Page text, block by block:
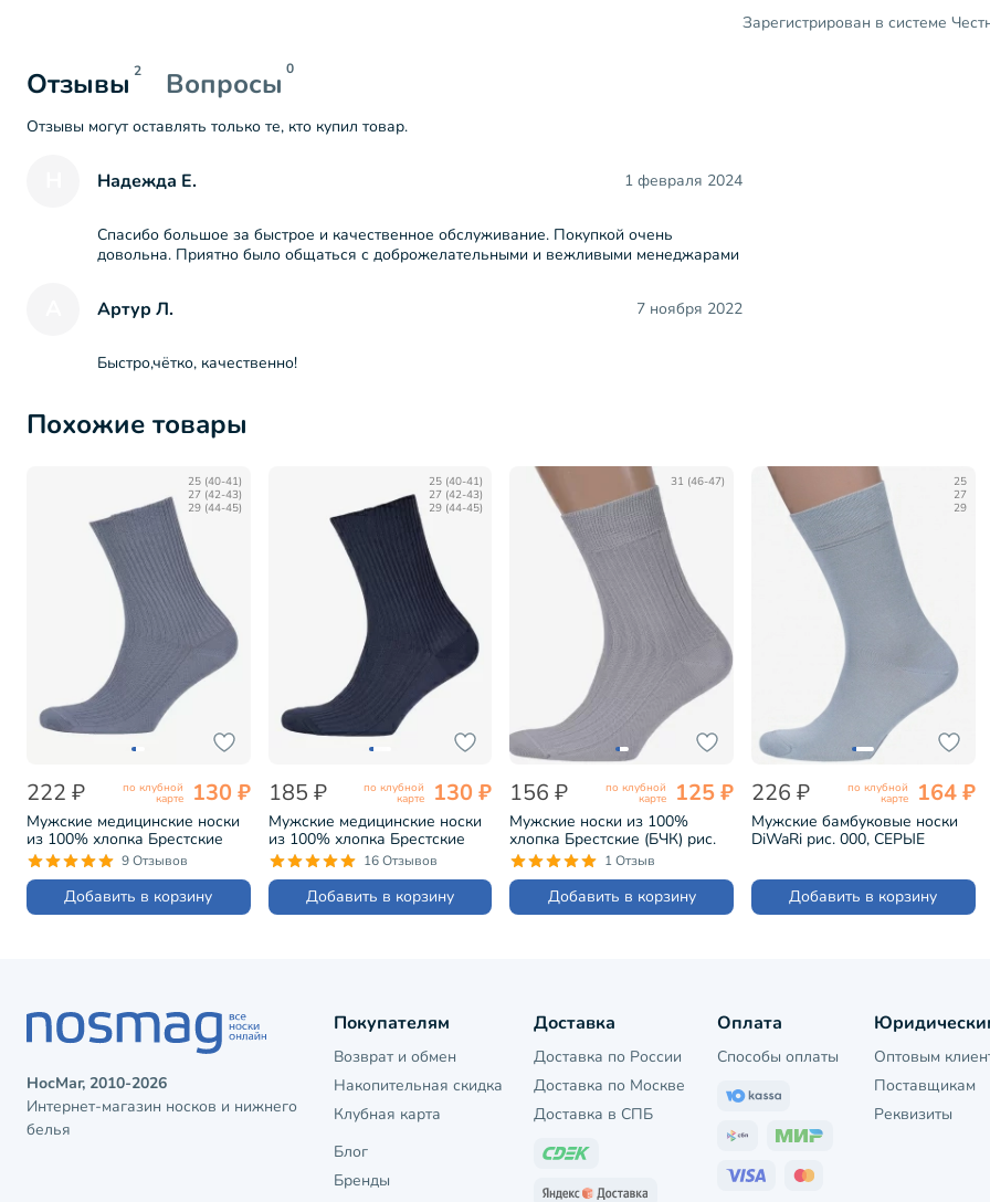
Зарегистрирован в системе
Отзывы 2 Вопросы 0
Отзывы могут оставлять только те, кто купил товар.
Надежда Е. 1 февраля 2024
Спасибо большое за быстрое и качественное обслуживание. Покупкой очень
довольна. Приятно было общаться с доброжелательными и вежливыми менеджарами
Артур Л. 7 ноября 2022
Быстро,чётко, качественно!
Похожие товары
25 (40-41)
27 (42-43)
29 (44-45)
222 ₽ по клубной
карте 130 ₽
Мужские медицинские носки
из 100% хлопка Брестские
(БЧК) рис. 009, СВЕТЛО-
СЕРЫЕ (14С2221)
9 Отзывов
Добавить в корзину
25 (40-41)
27 (42-43)
29 (44-45)
185 ₽ по клубной
карте 130 ₽
Мужские медицинские носки
из 100% хлопка Брестские
(БЧК) рис. 009, ТЕМНО-СЕРЫЕ
(14С2221)
16 Отзывов
Добавить в корзину
31 (46-47)
156 ₽ по клубной
карте 125 ₽
Мужские носки из 100%
хлопка Брестские (БЧК) рис.
055, СВЕТЛО-СЕРЫЕ
(14С2220)
1 Отзыв
Добавить в корзину
25
27
29
226 ₽ по клубной
карте 164 ₽
Мужские бамбуковые носки
DiWaRi рис. 000, СЕРЫЕ
Добавить в корзину
НосМаг, 2010-2026
Интернет-магазин носков и нижнего
белья
Покупателям
Возврат и обмен
Накопительная скидка
Клубная карта
Блог
Бренды
Доставка
Доставка по России
Доставка по Москве
Доставка в СПБ
Оплата
Способы оплаты
Оптовым
Поставщикам
Реквизиты